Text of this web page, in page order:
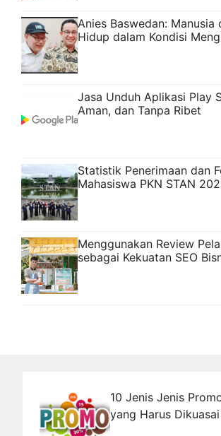
Anies Baswedan: Manusia
Hidup dalam Kondisi
Jasa Unduh Aplikasi Play
Aman, dan Tanpa Ribet
Statistik Penerimaan dan
Mahasiswa PKN STAN
Menggunakan Review
sebagai Kekuatan SEO
10 Jenis Jenis
yang Harus